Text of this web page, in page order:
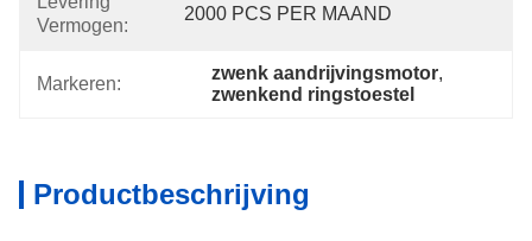
Vermogen:
2000 PCS PER MAAND
Markeren:
zwenk aandrijvingsmotor,
zwenkend ringstoestel
Productbeschrijving